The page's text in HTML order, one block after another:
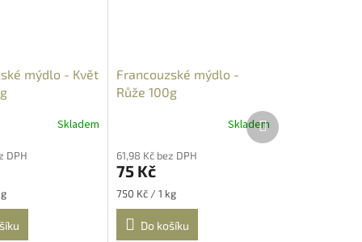
mýdlo - Květ
Skladem
DPH
Francouzské mýdlo -
Růže 100g
Skladem
61,98 Kč bez DPH
75 Kč
Měrná
cena:
750 Kč / 1 kg
Do košíku
Další
produkt